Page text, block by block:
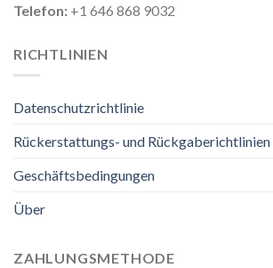
Telefon: +1 646 868 9032
RICHTLINIEN
Datenschutzrichtlinie
Rückerstattungs- und Rückgaberichtlinien
Geschäftsbedingungen
Über
ZAHLUNGSMETHODE